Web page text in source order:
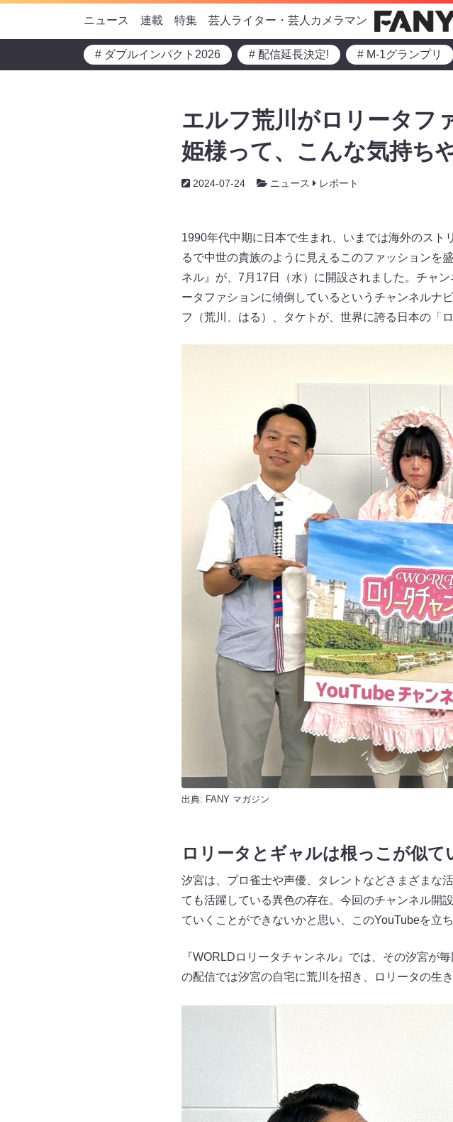
ニュース 連載 特集 芸人ライター・芸人カメラマン
# ダブルインパクト2026 # 配信延長決定! # M-1グランプリ
エルフ荒川がロリータフ
姫様って、こんな気持ち
2024-07-24 ニュース レポート
1990年代中期に日本で生まれ、いまでは海外のスト
るで中世の貴族のように見えるこのファッションを
ネル』が、7月17日（水）に開設されました。チャ
ータファションに傾倒しているというチャンネルナ
フ（荒川、はる）、タケトが、世界に誇る日本の「
出典: FANY マガジン
ロリータとギャルは根っこが似て
汐宮は、プロ雀士や声優、タレントなどさまざまな
ても活躍している異色の存在。今回のチャンネル開
ていくことができないかと思い、このYouTubeを立
『WORLDロリータチャンネル』では、その汐宮が
の配信では汐宮の自宅に荒川を招き、ロリータの生